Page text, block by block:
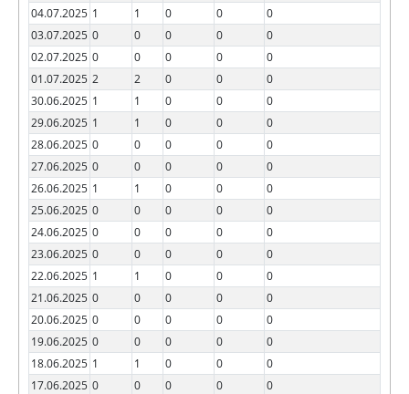
04.07.2025 1 1 0 0
0
03.07.2025 0 0 0 0
0
02.07.2025 0 0 0 0
0
01.07.2025 2 2 0 0
0
30.06.2025 1 1 0 0
0
29.06.2025 1 1 0 0
0
28.06.2025 0 0 0 0
0
27.06.2025 0 0 0 0
0
26.06.2025 1 1 0 0
0
25.06.2025 0 0 0 0
0
24.06.2025 0 0 0 0
0
23.06.2025 0 0 0 0
0
22.06.2025 1 1 0 0
0
21.06.2025 0 0 0 0
0
20.06.2025 0 0 0 0
0
19.06.2025 0 0 0 0
0
18.06.2025 1 1 0 0
0
17.06.2025 0 0 0 0
0